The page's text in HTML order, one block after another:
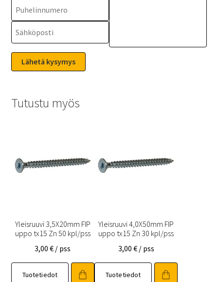
Tutustu myös
Yleisruuvi 3,5X20mm FIP
uppo tx15 Zn 50 kpl/pss
3,00€ / pss
Tuotetiedot
Yleisruuvi 4,0X50mm FIP
uppo tx15 Zn 30 kpl/pss
3,00 € / pss
Tuotetiedot